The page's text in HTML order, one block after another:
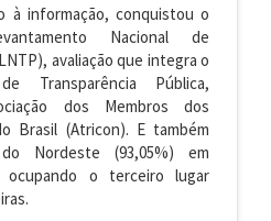
à informação, conquistou o
Nacional de
avaliação que integra o
Transparência Pública,
dos Membros dos
Brasil (Atricon). E também
Nordeste (93,05%) em
ocupando o terceiro lugar